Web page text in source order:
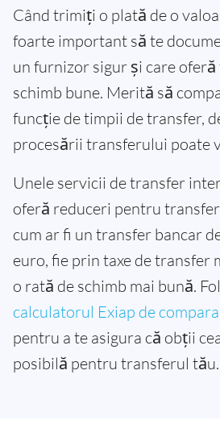
Când trimiți o plată de o
foarte important să te
un furnizor sigur și care oferă
schimb bune. Merită să
funcție de timpii de transfer,
procesării transferului poate
Unele servicii de transfer
oferă reduceri pentru
cum ar fi un transfer bancar
euro, fie prin taxe de transfer
o rată de schimb mai bună.
calculatorul Exiap de
pentru a te asigura că obții
posibilă pentru transferul tău.